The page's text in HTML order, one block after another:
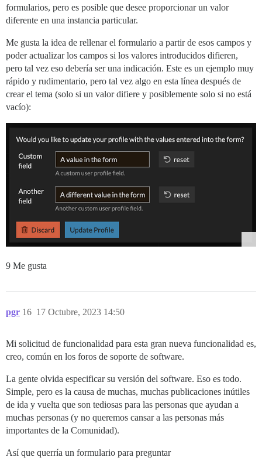
formularios, pero es posible que desee proporcionar un valor
diferente en una instancia particular.
Me gusta la idea de rellenar el formulario a partir de esos campos y
poder actualizar los campos si los valores introducidos difieren,
pero tal vez eso debería ser una indicación. Este es un ejemplo muy
rápido y rudimentario, pero tal vez algo en esta línea después de
crear el tema (solo si un valor difiere y posiblemente solo si no está
vacío):
9 Me gusta
pgr 17 Octubre, 2023 14:50
16
Mi solicitud de funcionalidad para esta gran nueva funcionalidad es,
creo, común en los foros de soporte de software.
La gente olvida especificar su versión del software. Eso es todo.
Simple, pero es la causa de muchas, muchas publicaciones inútiles
de ida y vuelta que son tediosas para las personas que ayudan a
muchas personas (y no queremos cansar a las personas más
importantes de la Comunidad).
Así que querría un formulario para preguntar